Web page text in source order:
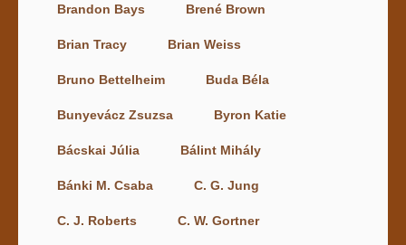
Brandon Bays Brené Brown
Brian Tracy Brian Weiss
Bruno Bettelheim Buda Béla
Bunyevácz Zsuzsa Byron Katie
Bácskai Júlia Bálint Mihály
Bánki M. Csaba C. G. Jung
C. J. Roberts C. W. Gortner